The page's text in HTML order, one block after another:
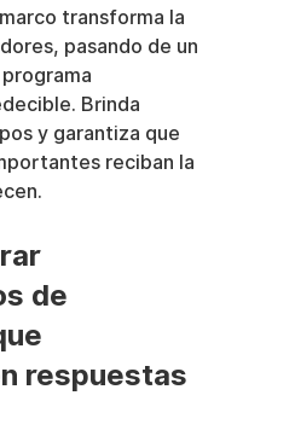
transforma la
pasando de un
Brinda
y garantiza que
reciban la
de
respuestas